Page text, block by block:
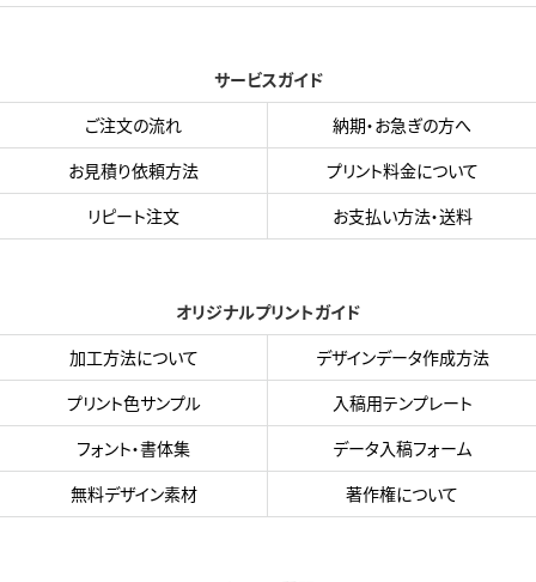
サービスガイド
ご注文の流れ
納期・お急ぎの方へ
お見積り依頼方法
プリント料金について
リピート注文
お支払い方法・送料
オリジナルプリントガイド
加工方法について
デザインデータ作成方法
プリント色サンプル
入稿用テンプレート
フォント・書体集
データ入稿フォーム
無料デザイン素材
著作権について